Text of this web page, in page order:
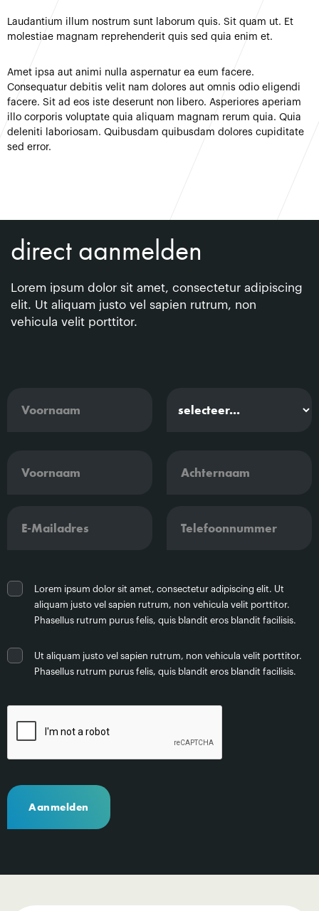
Laudantium illum nostrum sunt laborum quis. Sit quam ut. Et
molestiae magnam reprehenderit quis sed quia enim et.
Amet ipsa aut animi nulla aspernatur ea eum facere.
Consequatur debitis velit nam dolores aut omnis odio eligendi
facere. Sit ad eos iste deserunt non libero. Asperiores aperiam
illo corporis voluptate quia aliquam magnam rerum quia. Quia
deleniti laboriosam. Quibusdam quibusdam dolores cupiditate
sed error.
direct aanmelden
Lorem ipsum dolor sit amet, consectetur adipiscing
elit. Ut aliquam justo vel sapien rutrum, non
vehicula velit porttitor.
Lorem ipsum dolor sit amet, consectetur adipiscing elit. Ut
aliquam justo vel sapien rutrum, non vehicula velit porttitor.
Phasellus rutrum purus felis, quis blandit eros blandit facilisis.
Ut aliquam justo vel sapien rutrum, non vehicula velit porttitor.
Phasellus rutrum purus felis, quis blandit eros blandit facilisis.